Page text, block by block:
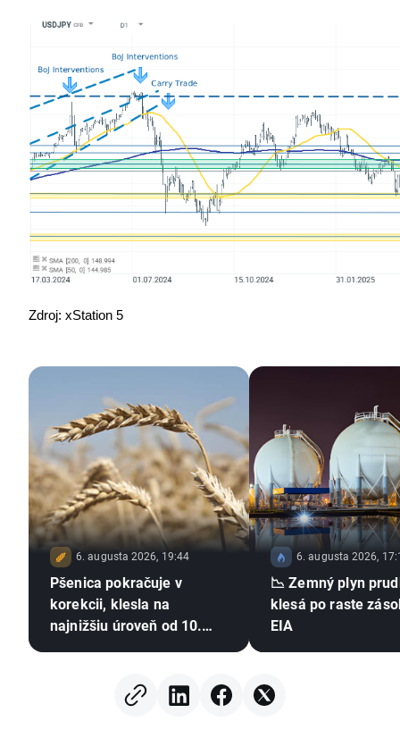
Zdroj: xStation 5
6. augusta 2026, 19:44
Pšenica pokračuje v
korekcii, klesla na
najnižšiu úroveň od 10.
centre pozornosti
6. augusta 2026,
📉 Zemný plyn
klesá po raste
EIA